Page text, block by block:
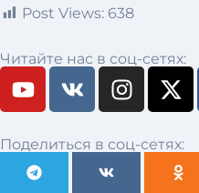
Post Views: 638
Читайте нас в соц-сетях:
Поделиться в соц-сетях: